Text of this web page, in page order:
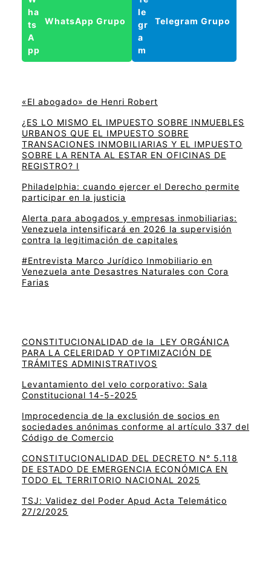
WhatsApp Grupo Telegram Grupo
«El abogado» de Henri Robert
¿ES LO MISMO EL IMPUESTO SOBRE INMUEBLES
URBANOS QUE EL IMPUESTO SOBRE
TRANSACIONES INMOBILIARIAS Y EL IMPUESTO
SOBRE LA RENTA AL ESTAR EN OFICINAS DE
REGISTRO? I
Philadelphia: cuando ejercer el Derecho permite
participar en la justicia
Alerta para abogados y empresas inmobiliarias:
Venezuela intensificará en 2026 la supervisión
contra la legitimación de capitales
#Entrevista Marco Jurídico Inmobiliario en
Venezuela ante Desastres Naturales con Cora
Farias
CONSTITUCIONALIDAD de la LEY ORGÁNICA
PARA LA CELERIDAD Y OPTIMIZACIÓN DE
TRÁMITES ADMINISTRATIVOS
Levantamiento del velo corporativo: Sala
Constitucional 14-5-2025
Improcedencia de la exclusión de socios en
sociedades anónimas conforme al artículo 337 del
Código de Comercio
CONSTITUCIONALIDAD DEL DECRETO N° 5.118
DE ESTADO DE EMERGENCIA ECONÓMICA EN
TODO EL TERRITORIO NACIONAL 2025
TSJ: Validez del Poder Apud Acta Telemático
27/2/2025